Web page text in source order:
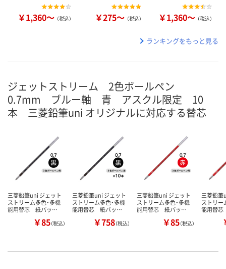
￥1,360～ （税込） ￥275～ （税込） ￥1,360～ （税込）
ランキングをもっと見る
ジェットストリーム 2色ボールペン
0.7mm ブルー軸 青 アスクル限定 10
本 三菱鉛筆uni オリジナルに対応する替芯
三菱鉛筆uni ジェット
ストリーム多色・多機
能用替芯 紙パッ…
￥85（税込）
三菱鉛筆uni ジェット
ストリーム多色・多機
能用替芯 紙パッ…
￥758（税込）
三菱鉛筆uni ジェット
ストリーム多色・多機
能用替芯 紙パッ…
￥85（税込）
三菱鉛筆
ストリー
能用替